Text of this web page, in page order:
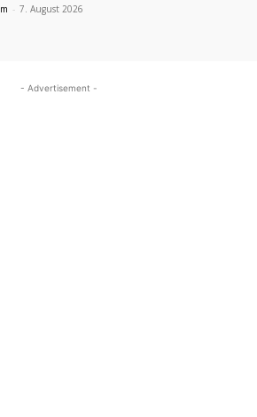
- 7. August 2026
- Advertisement -